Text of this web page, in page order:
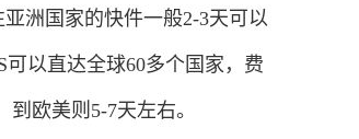
洲国家的快件一般2-3天可以
以直达全球60多个国家，费
欧美则5-7天左右。